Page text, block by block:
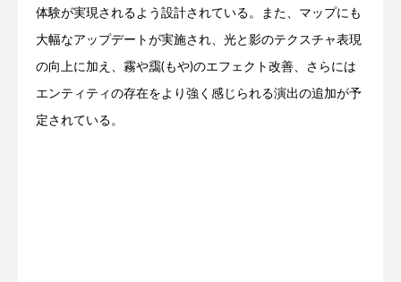
体験が実現されるよう設計されている。また、マップにも
大幅なアップデートが実施され、光と影のテクスチャ表現
の向上に加え、霧や靄(もや)のエフェクト改善、さらには
エンティティの存在をより強く感じられる演出の追加が予
定されている。